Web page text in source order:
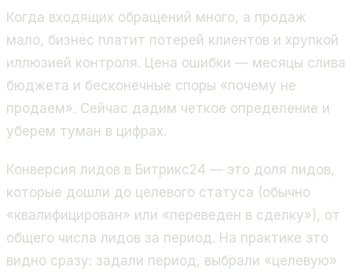
Когда входящих обращений много, а продаж
мало, бизнес платит потерей клиентов и хрупкой
иллюзией контроля. Цена ошибки — месяцы слива
бюджета и бесконечные споры «почему не
продаем». Сейчас дадим четкое определение и
уберем туман в цифрах.
Конверсия лидов в Битрикс24 — это доля лидов,
которые дошли до целевого статуса (обычно
«квалифицирован» или «переведен в сделку»), от
общего числа лидов за период. На практике это
видно сразу: задали период, выбрали «целевую»